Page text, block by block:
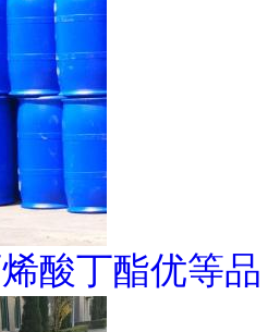
酸丁酯优等品